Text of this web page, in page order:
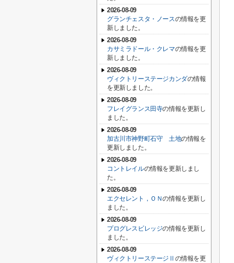
2026-08-09
グランチェスタ・ノースの情報を更
新しました。
2026-08-09
カサミラドール・クレマの情報を更
新しました。
2026-08-09
ヴィクトリーステージカンダの情報
を更新しました。
2026-08-09
フレイグランス田寺の情報を更新し
ました。
2026-08-09
加古川市神野町石守 土地の情報を
更新しました。
2026-08-09
コントレイルの情報を更新しまし
た。
2026-08-09
エクセレント，ＯＮの情報を更新し
ました。
2026-08-09
プログレスビレッジの情報を更新し
ました。
2026-08-09
ヴィクトリーステージⅡ の情報を更